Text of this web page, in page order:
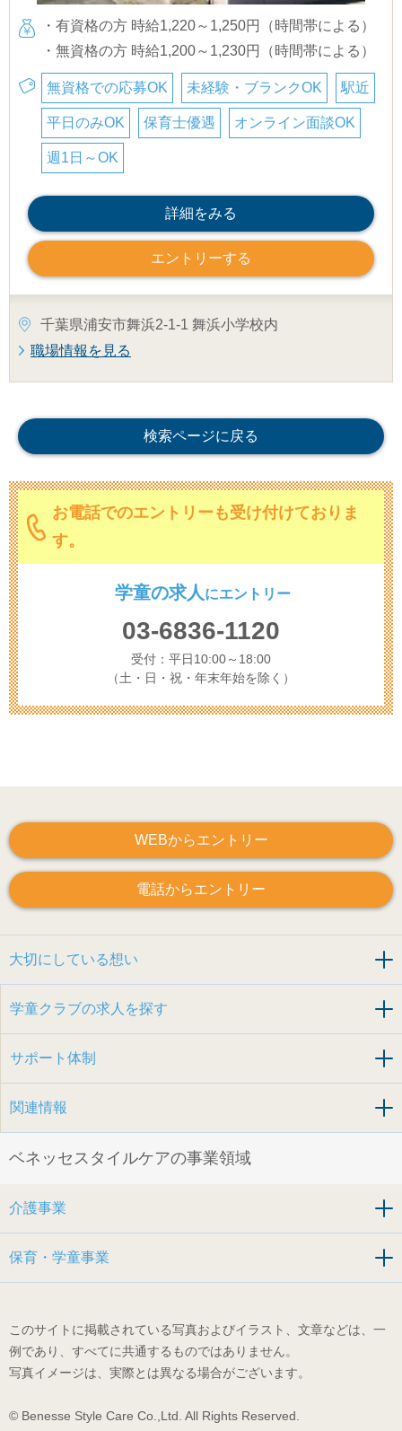
・有資格の方 時給1,220～1,250円（時間帯による）
・無資格の方 時給1,200～1,230円（時間帯による）
無資格での応募OK 未経験・ブランクOK 駅近
平日のみOK 保育士優遇 オンライン面談OK
週1日～OK
詳細をみる
エントリーする
千葉県浦安市舞浜2-1-1 舞浜小学校内
職場情報を見る
検索ページに戻る
お電話でのエントリーも受け付けておりま
す。
学童の求人 にエントリー
03-6836-1120
受付：平日10:00～18:00
（土・日・祝・年末年始を除く）
WEBからエントリー
電話からエントリー
大切にしている想い
学童クラブの求人を探す
サポート体制
関連情報
ベネッセスタイルケアの事業領域
介護事業
保育・学童事業
このサイトに掲載されている写真およびイラスト、文章などは、一
例であり、すべてに共通するものではありません。
写真イメージは、実際とは異なる場合がございます。
© Benesse Style Care Co.,Ltd. All Rights Reserved.